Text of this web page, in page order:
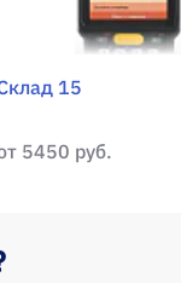
15
5450 руб.